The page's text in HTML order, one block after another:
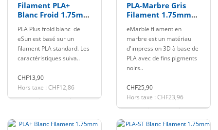
Filament PLA+
Blanc Froid 1.75mm
PLA Plus froid blanc de
eSun est basé sur un
filament PLA standard. Les
caractéristiques suiva..
CHF13,90
Hors taxe : CHF12,86
PLA-Marbre Gris
Filament 1.75mm
eMarble filament en
marbre est un matériau
d'impression 3D à base de
PLA avec de fins pigments
noirs..
CHF25,90
Hors taxe : CHF23,96